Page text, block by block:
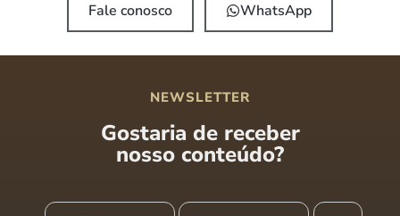
Fale conosco WhatsApp
NEWSLETTER
Gostaria de receber
nosso conteúdo?